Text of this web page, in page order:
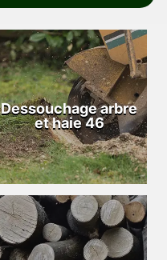
Dessouchage arbre
et haie 46